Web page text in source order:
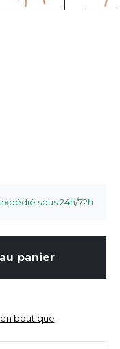
sous 24h/72h
panier
boutique